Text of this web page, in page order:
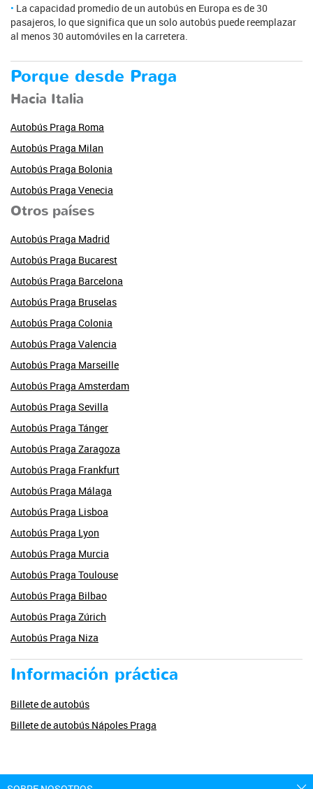
La capacidad promedio de un autobús en Europa es de 30
pasajeros, lo que significa que un solo autobús puede reemplazar
al menos 30 automóviles en la carretera.
Porque desde Praga
Hacia Italia
Autobús Praga Roma
Autobús Praga Milan
Autobús Praga Bolonia
Autobús Praga Venecia
Otros países
Autobús Praga Madrid
Autobús Praga Bucarest
Autobús Praga Barcelona
Autobús Praga Bruselas
Autobús Praga Colonia
Autobús Praga Valencia
Autobús Praga Marseille
Autobús Praga Amsterdam
Autobús Praga Sevilla
Autobús Praga Tánger
Autobús Praga Zaragoza
Autobús Praga Frankfurt
Autobús Praga Málaga
Autobús Praga Lisboa
Autobús Praga Lyon
Autobús Praga Murcia
Autobús Praga Toulouse
Autobús Praga Bilbao
Autobús Praga Zúrich
Autobús Praga Niza
Información práctica
Billete de autobús
Billete de autobús Nápoles Praga